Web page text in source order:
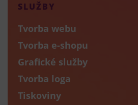
SLUŽBY
Tvorba webu
Tvorba e-shopu
Grafické služby
Tvorba loga
Tiskoviny